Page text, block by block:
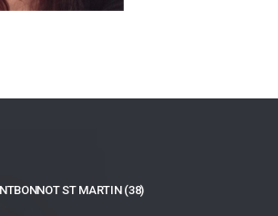
ST MARTIN (38)